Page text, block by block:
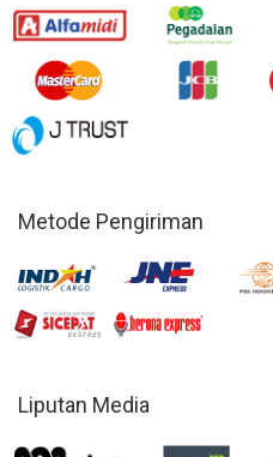
Metode Pengiriman
Liputan Media